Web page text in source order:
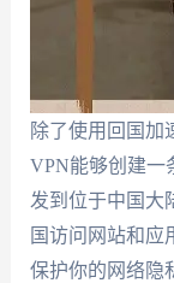
除了使用回国加
VPN能够创建一
发到位于中国大
国访问网站和应
保护你的网络隐